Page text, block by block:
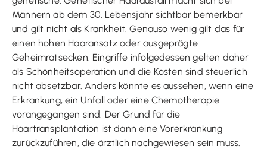
Männern ab dem 30. Lebensjahr sichtbar bemerkbar
und gilt nicht als Krankheit. Genauso wenig gilt das für
einen hohen Haaransatz oder ausgeprägte
Geheimratsecken. Eingriffe infolgedessen gelten daher
als Schönheitsoperation und die Kosten sind steuerlich
nicht absetzbar. Anders könnte es aussehen, wenn eine
Erkrankung, ein Unfall oder eine Chemotherapie
vorangegangen sind. Der Grund für die
Haartransplantation ist dann eine Vorerkrankung
zurückzuführen, die ärztlich nachgewiesen sein muss.